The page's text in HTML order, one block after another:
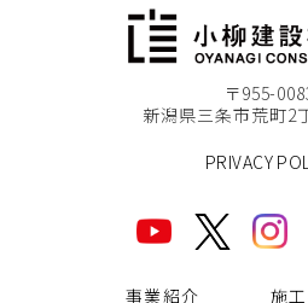
〒955-
新潟県三条市荒町2
PRIVACY
事業紹介 施